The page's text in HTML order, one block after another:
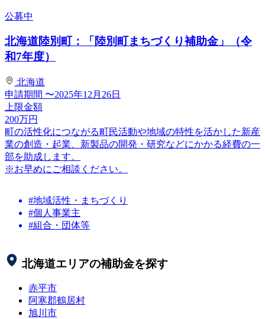
公募中
北海道陸別町：「陸別町まちづくり補助金」（令
和7年度）
北海道
申請期間 〜2025年12月26日
上限金額
200万円
町の活性化につながる町民活動や地域の特性を活かした新産
業の創造・起業、新製品の開発・研究などにかかる経費の一
部を助成します。
※お早めにご相談ください。
#地域活性・まちづくり
#個人事業主
#組合・団体等
北海道エリアの補助金を探す
赤平市
阿寒郡鶴居村
旭川市